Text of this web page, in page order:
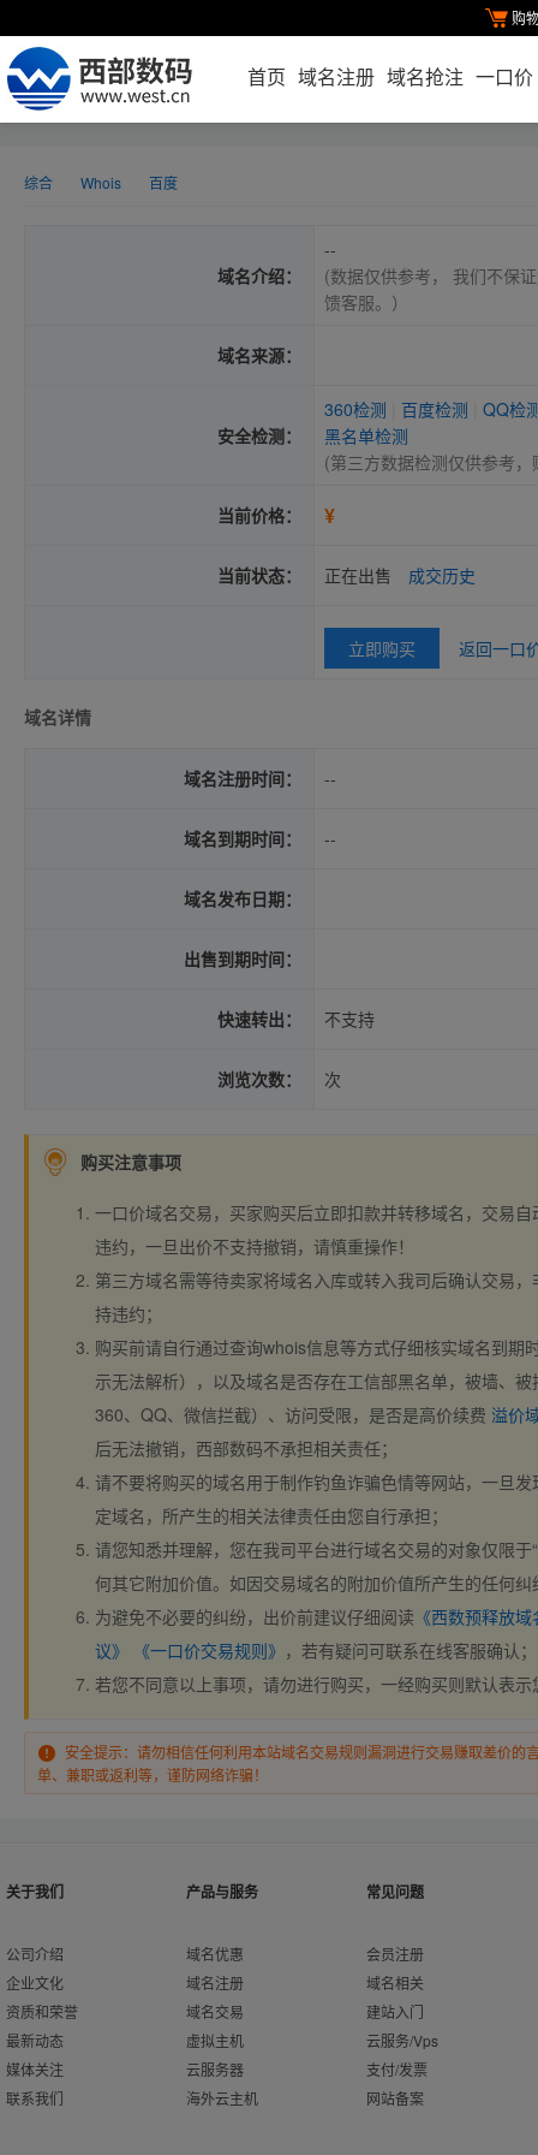
购
首页 域名注册 域名抢注 一口价
综合 Whois 百度
域名介绍：
--
(数据仅供参考， 我们不保
馈客服。）
域名来源：
安全检测：
360检测 百度检测
QQ检
黑名单检测
(第三方数据检测仅供参考
当前价格： ¥
当前状态： 正在出售 成交历史
立即购买 返回一口
域名详情
域名注册时间： --
域名到期时间： --
域名发布日期：
出售到期时间：
快速转出： 不支持
浏览次数： 次
购买注意事项
一口价域名交易，买家购买后立即扣款并转移域名，交易
违约，一旦出价不支持撤销，请慎重操作！
第三方域名需等待卖家将域名入库或转入我司后确认交易
持违约；
购买前请自行通过查询whois信息等方式仔细核实域名到期
示无法解析），以及域名是否存在工信部黑名单，被墙、
360、QQ、微信拦截）、访问受限，是否是高价续费 溢价
后无法撤销，西部数码不承担相关责任；
请不要将购买的域名用于制作钓鱼诈骗色情等网站，一旦
定域名，所产生的相关法律责任由您自行承担；
请您知悉并理解，您在我司平台进行域名交易的对象仅限于
何其它附加价值。如因交易域名的附加价值所产生的任何
为避免不必要的纠纷，出价前建议仔细阅读 《西数预释放
议》
《一口价交易规则》 ，若有疑问可联系在线客服确认；
若您不同意以上事项，请勿进行购买，一经购买则默认表
安全提示：请勿相信任何利用本站域名交易规则漏洞进行交易赚取差价的
单、兼职或返利等，谨防网络诈骗！
关于我们
公司介绍
企业文化
资质和荣誉
最新动态
媒体关注
联系我们
产品与服务
域名优惠
域名注册
域名交易
虚拟主机
云服务器
海外云主机
常见问题
会员注册
域名相关
建站入门
云服务/Vps
支付/发票
网站备案